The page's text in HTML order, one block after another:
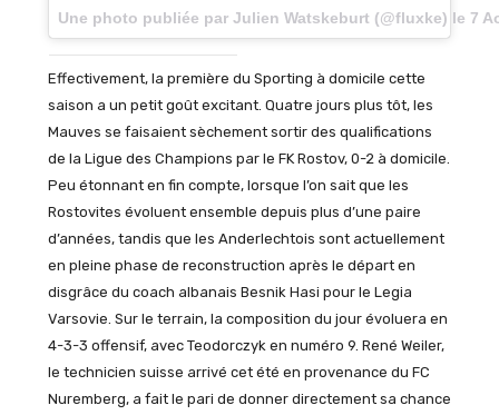
Une photo publiée par Julien Watskeburt (@fluxke) le 7
Effectivement, la première du Sporting à domicile cette
saison a un petit goût excitant. Quatre jours plus tôt, les
Mauves se faisaient sèchement sortir des qualifications
de la Ligue des Champions par le FK Rostov, 0-2 à domicile.
Peu étonnant en fin compte, lorsque l’on sait que les
Rostovites évoluent ensemble depuis plus d’une paire
d’années, tandis que les Anderlechtois sont actuellement
en pleine phase de reconstruction après le départ en
disgrâce du coach albanais Besnik Hasi pour le Legia
Varsovie. Sur le terrain, la composition du jour évoluera en
4-3-3 offensif, avec Teodorczyk en numéro 9. René Weiler,
le technicien suisse arrivé cet été en provenance du FC
Nuremberg, a fait le pari de donner directement sa chance